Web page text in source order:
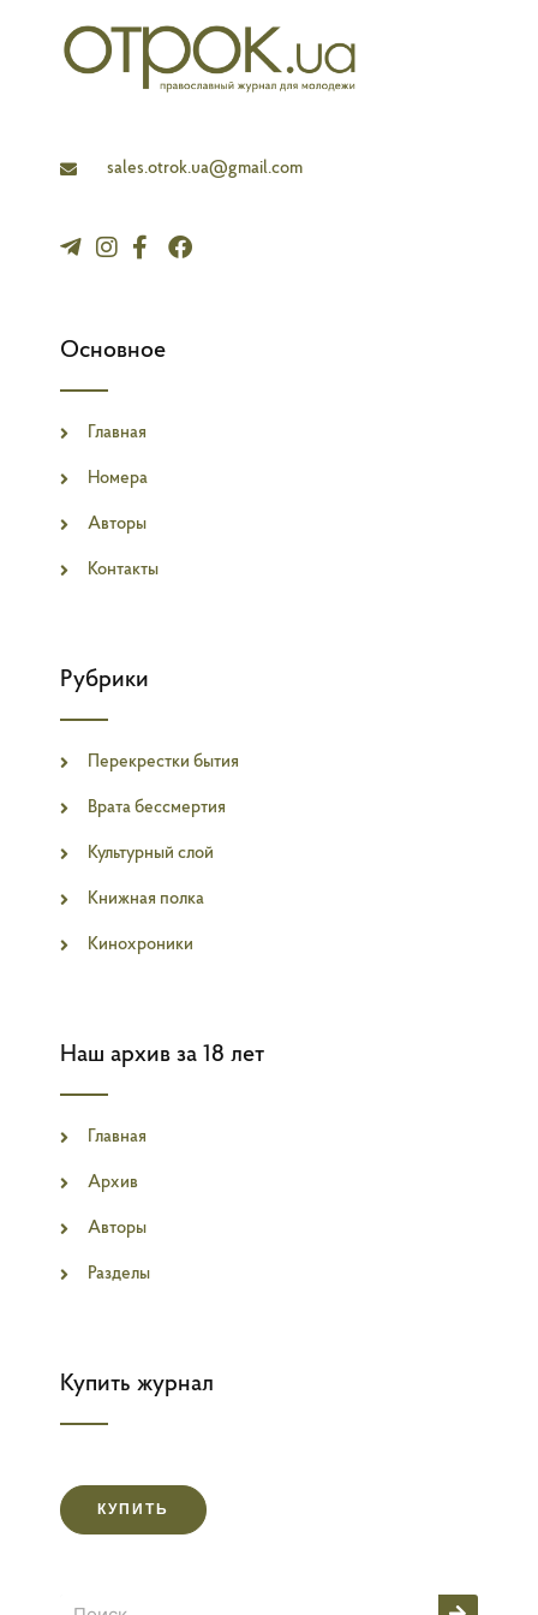
l
a
sales.otrok.ua@gmail.com
Основное
Главная
Номера
Авторы
Контакты
Рубрики
Перекрестки бытия
Врата бессмертия
Культурный слой
Книжная полка
Кинохроники
Наш архив за 18 лет
Главная
Архив
Авторы
Разделы
Купить журнал
КУПИТЬ